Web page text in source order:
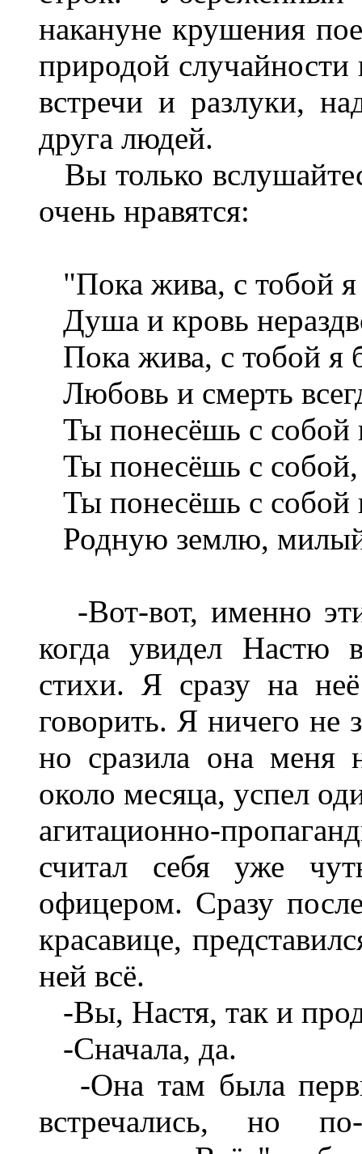
накануне крушения
природой
встречи и разлуки,
друга людей.
Вы только
очень нравятся:
"Пока жива, с тобой я
Душа и кровь
Пока жива, с тобой я
Любовь и смерть
Ты понесёшь с собой
Ты понесёшь с
Ты понесёшь с собой
Родную землю,
-Вот-вот, именно
когда увидел
стихи. Я сразу на
говорить. Я ничего не
но сразила она
около месяца, успел
агитационно-
считал себя уже
офицером. Сразу
красавице,
ней всё.
-Вы, Настя, так и
-Сначала, да.
-Она там была
встречались, но